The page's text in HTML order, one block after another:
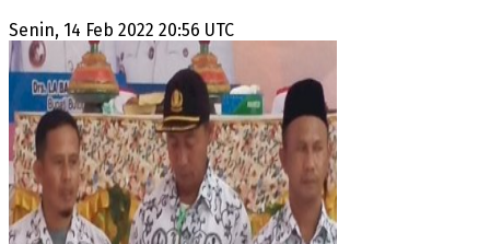
Senin, 14 Feb 2022 20:56 UTC